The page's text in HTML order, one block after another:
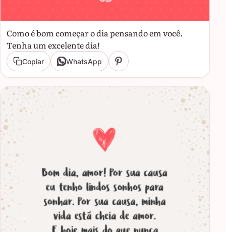
Como é bom começar o dia pensando em você.
Tenha um excelente dia!
Copiar WhatsApp